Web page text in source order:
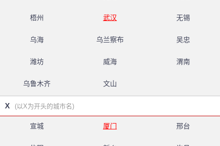
梧州 武汉 无锡
乌海 乌兰察布 吴忠
潍坊 威海 渭南
乌鲁木齐 文山
X (以X为开头的城市名)
宣城 厦门 邢台